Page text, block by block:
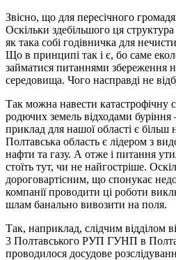
Звісно, що для пересічного
Оскільки здебільшого ця
як така собі годівничка для
Що в принципі так і є, бо саме
займатися питаннями збереження
середовища. Чого насправді не
Так можна навести катастрофічну
родючих земель відходами
приклад для нашої області є більш
Полтавська область є лідером з
нафти та газу. А отже і питання
стоїть тут, чи не найгостріше.
дороговартісним, що спонукає
компанії проводити ці роботи
шлам банально вивозити на поля.
Так, наприклад, слідчим відділом
3 Полтавського РУП ГУНП в
проводилося досудове